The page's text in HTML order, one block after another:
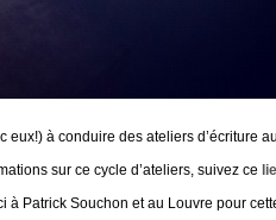
eux!) à conduire des ateliers d’écriture
sur ce cycle d’ateliers, suivez ce
Patrick Souchon et au Louvre pour